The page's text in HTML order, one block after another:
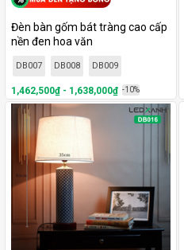
Đèn bàn gốm bát tràng cao cấp
nền đen hoa văn
DB007 DB008 DB009
1,462,500₫ - 1,638,000₫ -10%